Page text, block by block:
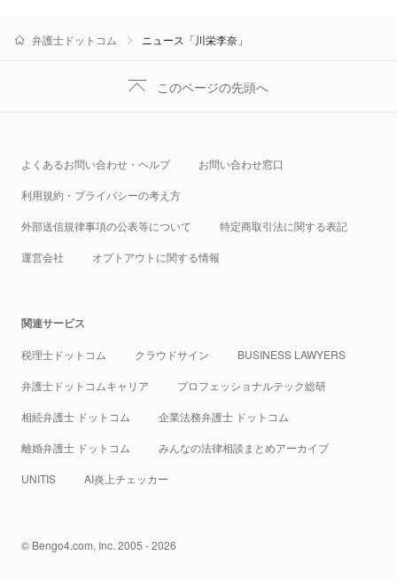
弁護士ドットコム ニュース「川栄李奈」
このページの先頭へ
よくあるお問い合わせ・ヘルプ お問い合わせ窓口
利用規約・プライバシーの考え方
外部送信規律事項の公表等について 特定商取引法に関する表記
運営会社 オプトアウトに関する情報
関連サービス
税理士ドットコム クラウドサイン BUSINESS LAWYERS
弁護士ドットコムキャリア プロフェッショナルテック総研
相続弁護士 ドットコム 企業法務弁護士 ドットコム
離婚弁護士 ドットコム みんなの法律相談まとめアーカイブ
UNITIS AI炎上チェッカー
© Bengo4.com, Inc. 2005 - 2026